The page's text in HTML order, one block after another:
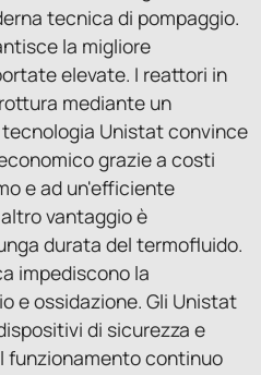
tecnica di pompaggio.
la migliore
elevate. I reattori in
mediante un
Unistat convince
grazie a costi
e ad un'efficiente
vantaggio è
durata del termofluido.
impediscono la
e ossidazione. Gli Unistat
di sicurezza e
funzionamento continuo